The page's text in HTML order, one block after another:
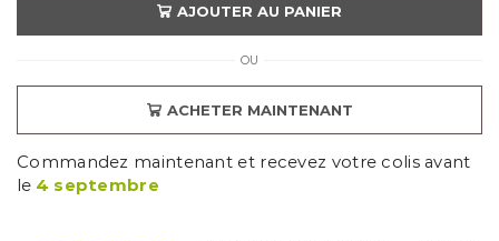
AJOUTER AU PANIER
OU
ACHETER MAINTENANT
Commandez maintenant et recevez votre colis avant
le 4 septembre